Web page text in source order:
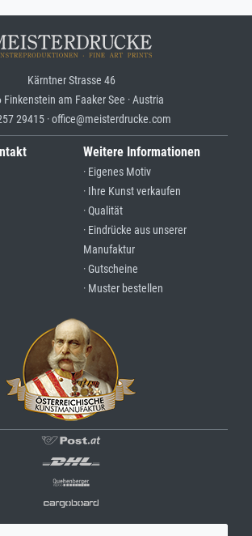
Kärntner Strasse 46
Finkenstein am Faaker See · Austria
29415 · office@meisterdrucke.com
Weitere Informationen
· Eigenes Motiv
· Ihre Kunst verkaufen
· Qualität
· Eindrücke aus unserer
Manufaktur
· Gutscheine
· Muster bestellen